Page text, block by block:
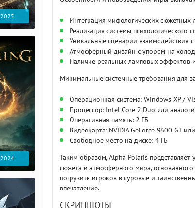
Интеграция мифологических сюжетных
Реализация системы психологического
Уникальные сценарии взаимодействия
Атмосферный дизайн с упором на
Наличие реальных ламповых эффектов
Минимальные системные требования для
Операционная система: Windows XP /
Процессор: Intel Core 2 Duo или
Оперативная память: 2 ГБ
Видеокарта: NVIDIA GeForce 9600 GT
Свободное место на диске: 4 ГБ
Таким образом, Alpha Polaris представляет
сюжета и атмосферного мира,
погрузить игроков в суровые и
впечатление.
СКРИНШОТЫ
2025
2024